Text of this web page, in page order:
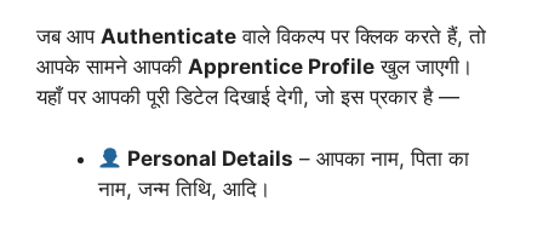
जब आप Authenticate वाले विकल्प पर क्लिक करते हैं, तो
आपके सामने आपकी Apprentice Profile खुल जाएगी।
यहाँ पर आपकी पूरी डिटेल दिखाई देगी, जो इस प्रकार है —
Personal Details – आपका नाम, पिता का
नाम, जन्म तिथि, आदि।